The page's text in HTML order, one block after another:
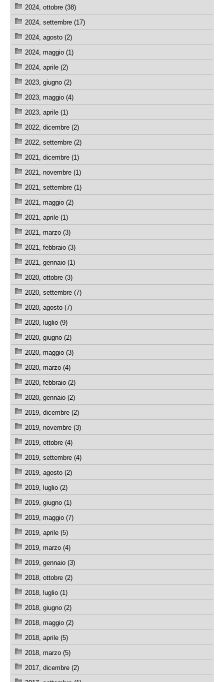
2024, ottobre (38)
2024, settembre (17)
2024, agosto (2)
2024, maggio (1)
2024, aprile (2)
2023, giugno (2)
2023, maggio (4)
2023, aprile (1)
2022, dicembre (2)
2022, settembre (2)
2021, dicembre (1)
2021, novembre (1)
2021, settembre (1)
2021, maggio (2)
2021, aprile (1)
2021, marzo (3)
2021, febbraio (3)
2021, gennaio (1)
2020, ottobre (3)
2020, settembre (7)
2020, agosto (7)
2020, luglio (9)
2020, giugno (2)
2020, maggio (3)
2020, marzo (4)
2020, febbraio (2)
2020, gennaio (2)
2019, dicembre (2)
2019, novembre (3)
2019, ottobre (4)
2019, settembre (4)
2019, agosto (2)
2019, luglio (2)
2019, giugno (1)
2019, maggio (7)
2019, aprile (5)
2019, marzo (4)
2019, gennaio (3)
2018, ottobre (2)
2018, luglio (1)
2018, giugno (2)
2018, maggio (2)
2018, aprile (5)
2018, marzo (5)
2017, dicembre (2)